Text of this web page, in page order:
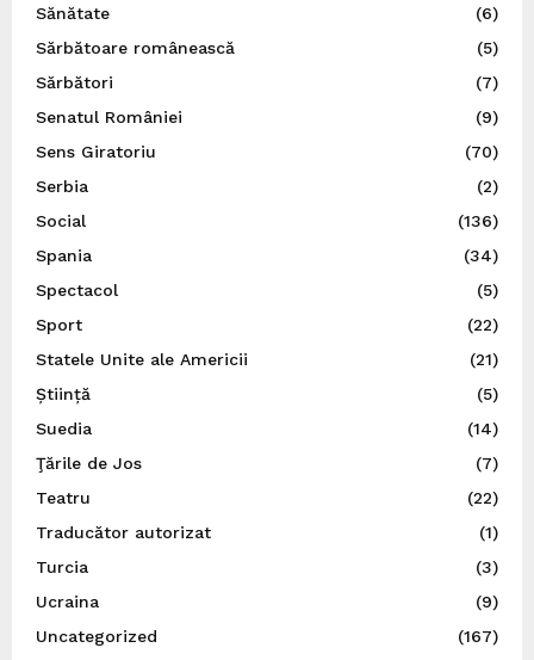
Sănătate
(6)
Sărbătoare românească
(5)
Sărbători
(7)
Senatul României
(9)
Sens Giratoriu
(70)
Serbia
(2)
Social
(136)
Spania
(34)
Spectacol
(5)
Sport
(22)
Statele Unite ale Americii
(21)
Știință
(5)
Suedia
(14)
Ţările de Jos
(7)
Teatru
(22)
Traducător autorizat
(1)
Turcia
(3)
Ucraina
(9)
Uncategorized
(167)